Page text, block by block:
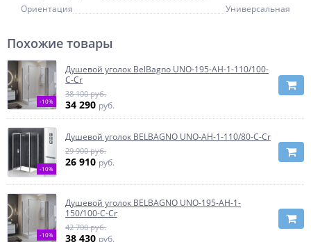
Ориентация
Универсальная
Похожие товары
-10%
Душевой уголок BelBagno UNO-195-AH-1-110/100-
C-Cr
38 100 руб.
34 290 руб.
-10%
Душевой уголок BELBAGNO UNO-AH-1-110/80-C-Cr
29 900 руб.
26 910 руб.
-10%
Душевой уголок BELBAGNO UNO-195-AH-1-
150/100-C-Cr
42 700 руб.
38 430 руб.